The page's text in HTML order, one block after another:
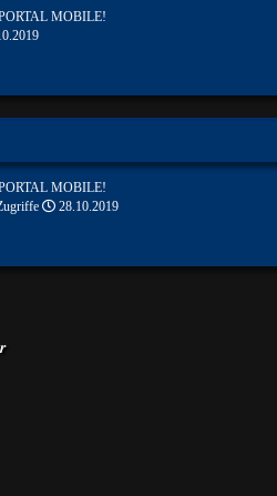
MOBILE!
MOBILE!
28.10.2019